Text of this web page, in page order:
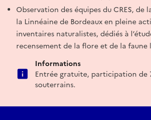
Observation des équipes du CRES, de
la Linnéaine de Bordeaux en pleine
inventaires naturalistes, dédiés à
recensement de la flore et de la faune
Informations
Entrée gratuite, participation de
souterrains.